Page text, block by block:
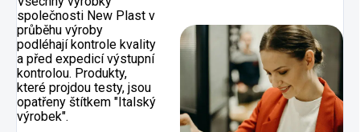
společnosti New Plast v
průběhu výroby
podléhají kontrole kvality
a před expedicí výstupní
kontrolou. Produkty,
které projdou testy, jsou
opatřeny štítkem "Italský
výrobek".